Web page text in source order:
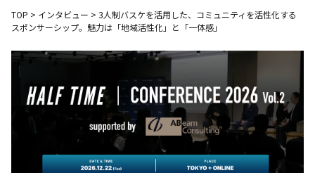
TOP > インタビュー > 3人制バスケを活用した、コミュニティを活性化する
スポンサーシップ。魅力は「地域活性化」と「一体感」